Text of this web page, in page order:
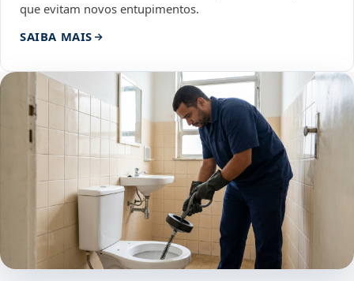
que evitam novos entupimentos.
SAIBA MAIS